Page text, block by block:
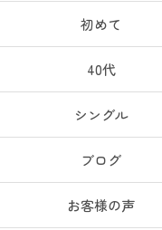
初めて
40代
シングル
ブログ
お客様の声